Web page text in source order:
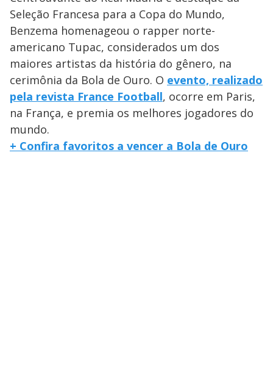
Seleção Francesa para a Copa do Mundo,
Benzema homenageou o rapper norte-
americano Tupac, considerados um dos
maiores artistas da história do gênero, na
cerimônia da Bola de Ouro. O evento, realizado
pela revista France Football, ocorre em Paris,
na França, e premia os melhores jogadores do
mundo.
+ Confira favoritos a vencer a Bola de Ouro